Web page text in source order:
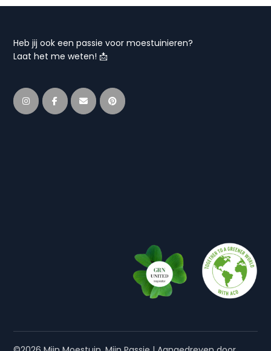
Heb jij ook een passie voor moestuinieren?
Laat het me weten! 📩